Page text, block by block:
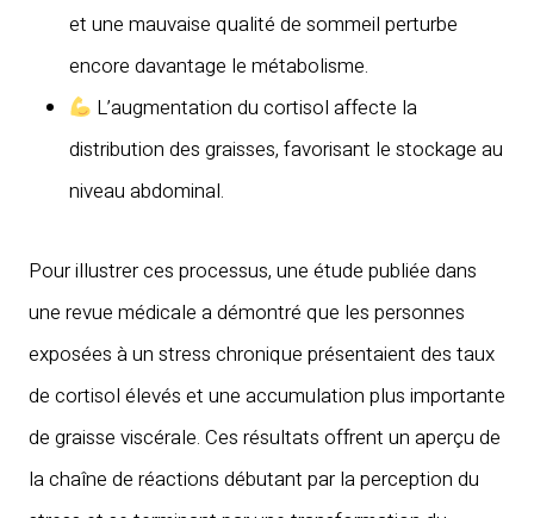
et une mauvaise qualité de sommeil perturbe
encore davantage le métabolisme.
L’augmentation du cortisol affecte la
distribution des graisses, favorisant le stockage au
niveau abdominal.
Pour illustrer ces processus, une étude publiée dans
une revue médicale a démontré que les personnes
exposées à un stress chronique présentaient des taux
de cortisol élevés et une accumulation plus importante
de graisse viscérale. Ces résultats offrent un aperçu de
la chaîne de réactions débutant par la perception du